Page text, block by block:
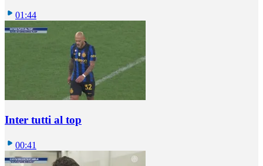
01:44
Inter tutti al top
00:41